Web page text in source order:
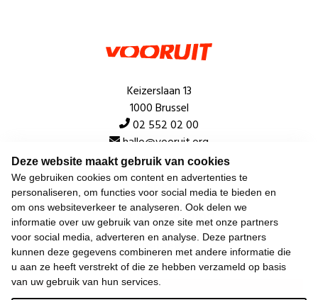
Deze website maakt gebruik van cookies
We gebruiken cookies om content en advertenties te
personaliseren, om functies voor social media te bieden en
om ons websiteverkeer te analyseren. Ook delen we
informatie over uw gebruik van onze site met onze partners
voor social media, adverteren en analyse. Deze partners
kunnen deze gegevens combineren met andere informatie die
u aan ze heeft verstrekt of die ze hebben verzameld op basis
van uw gebruik van hun services.
Keizerslaan 13
1000 Brussel
02 552 02 00
hallo@vooruit.org
Snel
Over de beweging
Algemeen